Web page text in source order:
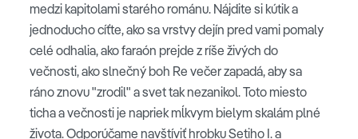
medzi kapitolami starého románu. Nájdite si kútik a
jednoducho cíťte, ako sa vrstvy dejín pred vami pomaly
celé odhalia, ako faraón prejde z ríše živých do
večnosti, ako slnečný boh Re večer zapadá, aby sa
ráno znovu "zrodil" a svet tak nezanikol. Toto miesto
ticha a večnosti je napriek mĺkvym bielym skalám plné
života. Odporúčame navštíviť hrobku Setiho I. a